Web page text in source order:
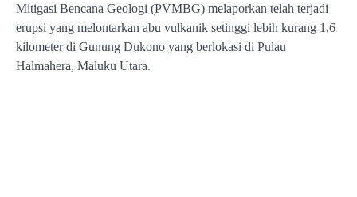
Mitigasi Bencana Geologi (PVMBG) melaporkan telah terjadi
erupsi yang melontarkan abu vulkanik setinggi lebih kurang 1,6
kilometer di Gunung Dukono yang berlokasi di Pulau
Halmahera, Maluku Utara.